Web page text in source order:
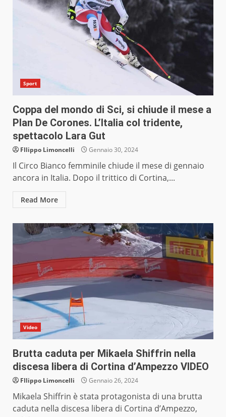
Sport
Coppa del mondo di Sci, si chiude il mese a
Plan De Corones. L’Italia col tridente,
spettacolo Lara Gut
FIlippo Limoncelli Gennaio 30, 2024
Il Circo Bianco femminile chiude il mese di gennaio
ancora in Italia. Dopo il trittico di Cortina,...
Read More
Video
Brutta caduta per Mikaela Shiffrin nella
discesa libera di Cortina d’Ampezzo VIDEO
FIlippo Limoncelli Gennaio 26, 2024
Mikaela Shiffrin è stata protagonista di una brutta
caduta nella discesa libera di Cortina d’Ampezzo,